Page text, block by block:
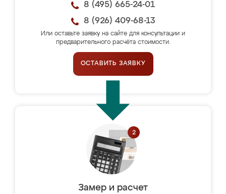
8 (495) 665-24-01
8 (926) 409-68-13
Или оставьте заявку на сайте для консультации и
предварительного расчёта стоимости.
ОСТАВИТЬ ЗАЯВКУ
Замер и расчет